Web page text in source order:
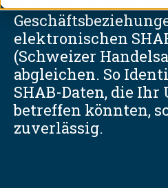
elektronischen
(Schweizer
abgleichen. So
SHAB-Daten, die
betreffen könnten,
zuverlässig.